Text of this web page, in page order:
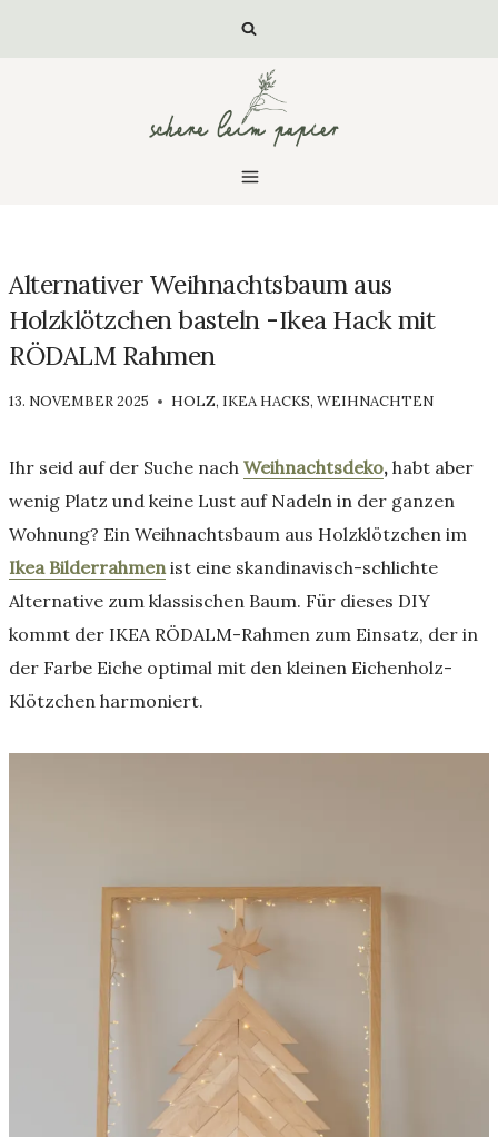
Alternativer Weihnachtsbaum aus
Holzklötzchen basteln -Ikea Hack mit
RÖDALM Rahmen
VON
13. NOVEMBER 2025 HOLZ, IKEA HACKS, WEIHNACHTEN
Ihr seid auf der Suche nach Weihnachtsdeko, habt aber
wenig Platz und keine Lust auf Nadeln in der ganzen
Wohnung? Ein Weihnachtsbaum aus Holzklötzchen im
Ikea Bilderrahmen ist eine skandinavisch-schlichte
Alternative zum klassischen Baum. Für dieses DIY
kommt der IKEA RÖDALM-Rahmen zum Einsatz, der in
der Farbe Eiche optimal mit den kleinen Eichenholz-
Klötzchen harmoniert.